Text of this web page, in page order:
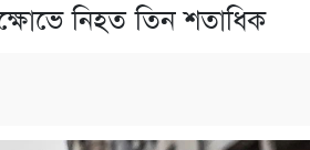
নিহত তিন শতাধিক